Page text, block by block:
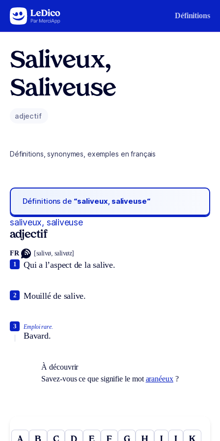
Aller au contenu Définitions
Saliveux,
Saliveuse
adjectif
Définitions, synonymes, exemples en français
Définitions de “saliveux, saliveuse“
saliveux, saliveuse
adjectif
FR [salivø, salivøz]
Qui a l’aspect de la salive.
1
Mouillé de salive.
2
Emploi rare.
Bavard.
3
À découvrir
Savez-vous ce que signifie le mot aranéeux?